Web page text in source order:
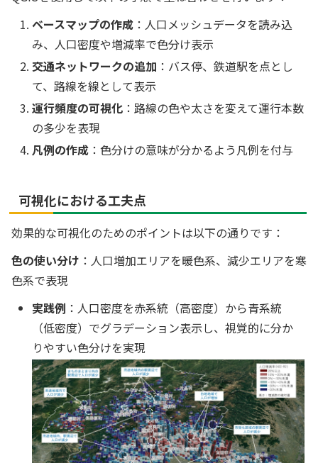
ベースマップの作成 ：人口メッシュデータを読み込
み、人口密度や増減率で色分け表示
交通ネットワークの追加 ：バス停、鉄道駅を点とし
て、路線を線として表示
運行頻度の可視化 ：路線の色や太さを変えて運行本数
の多少を表現
凡例の作成 ：色分けの意味が分かるよう凡例を付与
可視化における工夫点
効果的な可視化のためのポイントは以下の通りです：
色の使い分け ：人口増加エリアを暖色系、減少エリアを寒
色系で表現
実践例 ：人口密度を赤系統（高密度）から青系統
（低密度）でグラデーション表示し、視覚的に分か
りやすい色分けを実現